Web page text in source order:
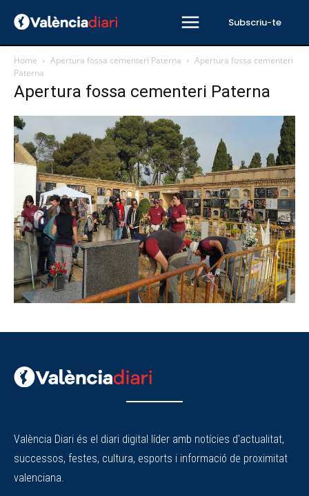
Subscriu-te
Home Apertura fossa cementeri Paterna
Apertura fossa cementeri
Paterna
Apertura fossa cementeri Paterna
València Diari és el diari digital líder amb notícies d'actualitat,
successos, festes, cultura, esports i informació de proximitat
valenciana.